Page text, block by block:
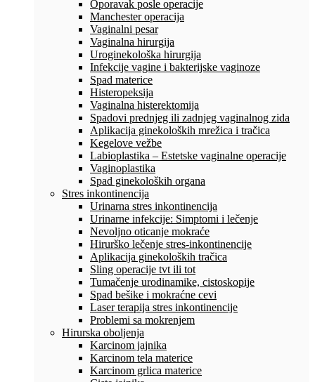
Oporavak posle operacije
Manchester operacija
Vaginalni pesar
Vaginalna hirurgija
Uroginekološka hirurgija
Infekcije vagine i bakterijske vaginoze
Spad materice
Histeropeksija
Vaginalna histerektomija
Spadovi prednjeg ili zadnjeg vaginalnog zida
Aplikacija ginekoloških mrežica i tračica
Kegelove vežbe
Labioplastika – Estetske vaginalne operacije
Vaginoplastika
Spad ginekoloških organa
Stres inkontinencija
Urinarna stres inkontinencija
Urinarne infekcije: Simptomi i lečenje
Nevoljno oticanje mokraće
Hirurško lečenje stres-inkontinencije
Aplikacija ginekoloških tračica
Sling operacije tvt ili tot
Tumačenje urodinamike, cistoskopije
Spad bešike i mokraćne cevi
Laser terapija stres inkontinencije
Problemi sa mokrenjem
Hirurska oboljenja
Karcinom jajnika
Karcinom tela materice
Karcinom grlica materice